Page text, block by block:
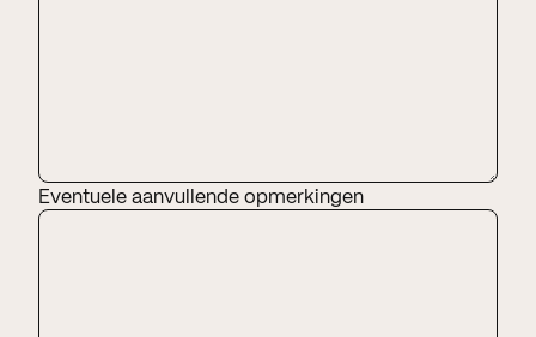
Eventuele aanvullende opmerkingen